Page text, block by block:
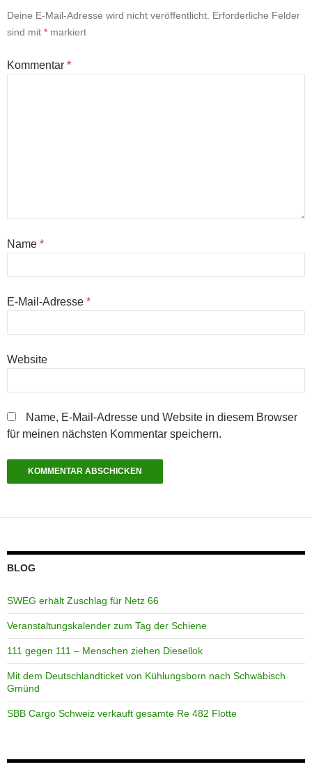
Deine E-Mail-Adresse wird nicht veröffentlicht. Erforderliche Felder
sind mit * markiert
Kommentar *
Name *
E-Mail-Adresse *
Website
Name, E-Mail-Adresse und Website in diesem Browser
für meinen nächsten Kommentar speichern.
BLOG
SWEG erhält Zuschlag für Netz 66
Veranstaltungskalender zum Tag der Schiene
111 gegen 111 – Menschen ziehen Diesellok
Mit dem Deutschlandticket von Kühlungsborn nach Schwäbisch
Gmünd
SBB Cargo Schweiz verkauft gesamte Re 482 Flotte